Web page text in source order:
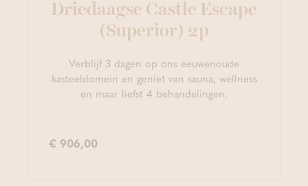
Driedaagse Castle Escape
(Superior) 2p
Verblijf 3 dagen op ons eeuwenoude
kasteeldomein en geniet van sauna, wellness
en maar liefst 4 behandelingen.
€ 906,00